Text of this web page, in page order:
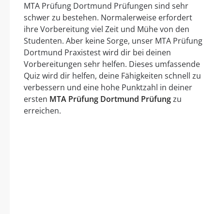
MTA Prüfung Dortmund Prüfungen sind sehr
schwer zu bestehen. Normalerweise erfordert
ihre Vorbereitung viel Zeit und Mühe von den
Studenten. Aber keine Sorge, unser MTA Prüfung
Dortmund Praxistest wird dir bei deinen
Vorbereitungen sehr helfen. Dieses umfassende
Quiz wird dir helfen, deine Fähigkeiten schnell zu
verbessern und eine hohe Punktzahl in deiner
ersten MTA Prüfung Dortmund Prüfungzu
erreichen.